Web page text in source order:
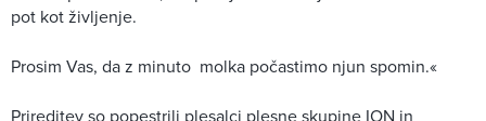
pot kot življenje.
Prosim Vas, da z minuto molka počastimo njun spomin.«
Prireditev so popestrili plesalci plesne skupine ION in